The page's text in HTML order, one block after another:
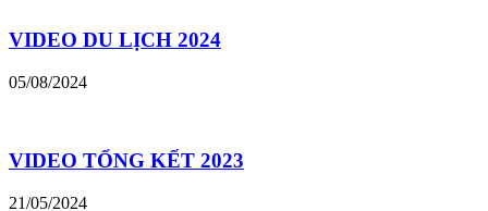
VIDEO DU LỊCH 2024
05/08/2024
VIDEO TỔNG KẾT 2023
21/05/2024